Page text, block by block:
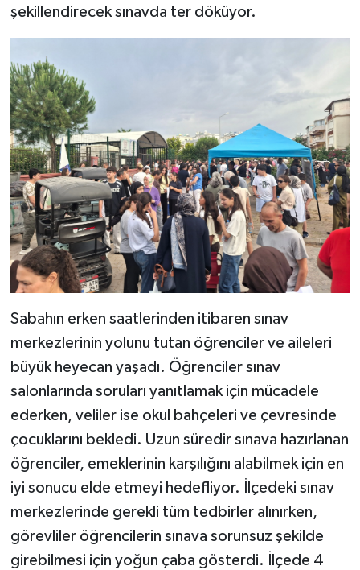
şekillendirecek sınavda ter döküyor.
Sabahın erken saatlerinden itibaren sınav
merkezlerinin yolunu tutan öğrenciler ve aileleri
büyük heyecan yaşadı. Öğrenciler sınav
salonlarında soruları yanıtlamak için mücadele
ederken, veliler ise okul bahçeleri ve çevresinde
çocuklarını bekledi. Uzun süredir sınava hazırlanan
öğrenciler, emeklerinin karşılığını alabilmek için en
iyi sonucu elde etmeyi hedefliyor. İlçedeki sınav
merkezlerinde gerekli tüm tedbirler alınırken,
görevliler öğrencilerin sınava sorunsuz şekilde
girebilmesi için yoğun çaba gösterdi. İlçede 4